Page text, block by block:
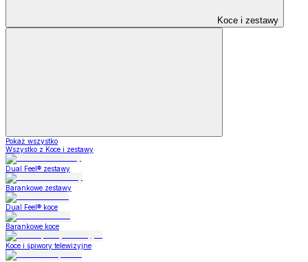
Koce i zestawy
Pokaż wszystko
Wszystko z Koce i zestawy
Dual Feel® zestawy
Barankowe zestawy
Dual Feel® koce
Barankowe koce
Koce i śpiwory telewizyjne